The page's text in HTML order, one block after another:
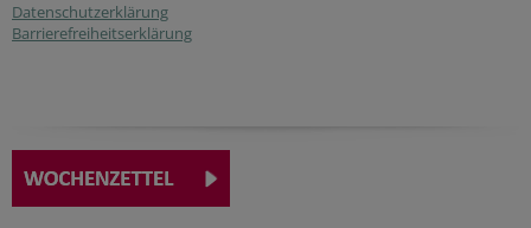
Datenschutzerklärung
Barrierefreiheitserklärung